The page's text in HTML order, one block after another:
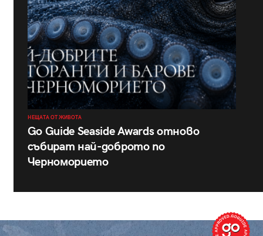
НЕЩАТА ОТ ЖИВОТА
Go Guide Seaside Awards отново
събират най-доброто по
Черноморието